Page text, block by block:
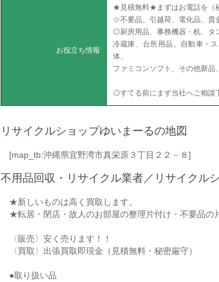
お役立ち情報
★見積無料★まずはお電話を（
☆不要品、引越荷、電化品、貴
◎厨房用品、事務機器・机、タ
冷蔵庫、台所用品、自動車・
体、
ファミコンソフト、その他新品
◎すてる前にまず当社へご相談
リサイクルショップゆいまーるの地図
[map_tb:沖縄県宜野湾市真栄原３丁目２２－８]
不用品回収・リサイクル業者／リサイクル
★新しいものは高く買取します。
★転居・閉店・故人のお部屋の整理片付け・不要品の
〈販売〉安く売ります！！
〈買取〉出張買取即現金（見積無料・秘密厳守）
●取り扱い品